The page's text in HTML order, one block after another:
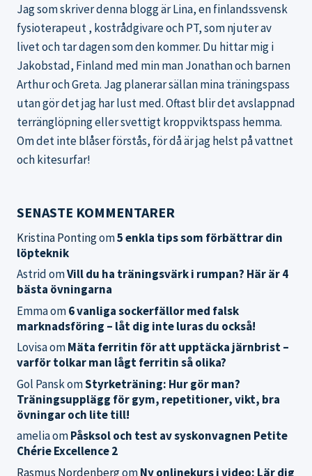
Jag som skriver denna blogg är Lina, en finlandssvensk
fysioterapeut , kostrådgivare och PT, som njuter av
livet och tar dagen som den kommer. Du hittar mig i
Jakobstad, Finland med min man Jonathan och barnen
Arthur och Greta. Jag planerar sällan mina träningspass
utan gör det jag har lust med. Oftast blir det avslappnad
terränglöpning eller svettigt kroppviktspass hemma.
Om det inte blåser förstås, för då är jag helst på vattnet
och kitesurfar!
SENASTE KOMMENTARER
Kristina Pontingom5 enkla tips som förbättrar din
löpteknik
AstridomVill du ha träningsvärk i rumpan? Här är 4
bästa övningarna
Emmaom6 vanliga sockerfällor med falsk
marknadsföring – låt dig inte luras du också!
LovisaomMäta ferritin för att upptäcka järnbrist –
varför tolkar man lågt ferritin så olika?
Gol PanskomStyrketräning: Hur gör man?
Träningsupplägg för gym, repetitioner, vikt, bra
övningar och lite till!
ameliaomPåsksol och test av syskonvagnen Petite
Chérie Excellence 2
Rasmus NordenbergomNy onlinekurs i video: Lär dig